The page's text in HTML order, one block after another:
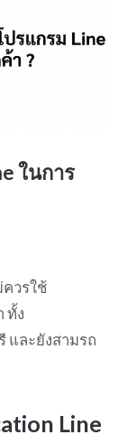
ในการ
ควรใช้
ทั้ง
และยังสามรถ
Line